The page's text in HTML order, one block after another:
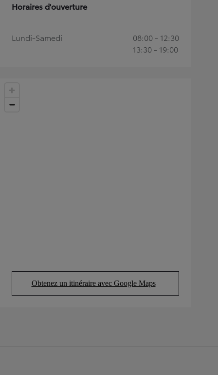
Obtenez un itinéraire avec Google Maps
(Opens in new tab)
Horaires d'ouverture
Lundi-Samedi
08:00 - 12:30
13:30 - 19:00